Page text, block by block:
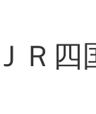
Ｒ